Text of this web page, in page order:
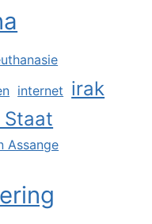
internet irak
Staat
Assange